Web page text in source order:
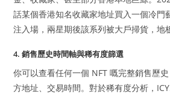
話某個香港知名收藏家地址買入一個冷門
注入場，兩星期後該系列被大戶掃貨，地
4. 銷售歷史時間軸與稀有度篩選
你可以查看任何一個 NFT 嘅完整銷售歷
方地址、交易時間。對於稀有度分析，